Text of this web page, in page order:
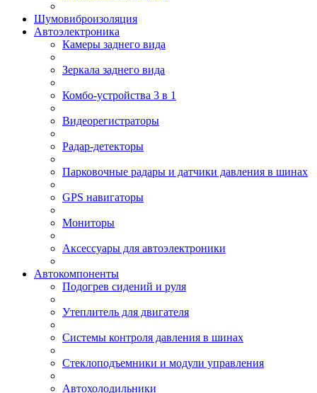
Шумовиброизоляция
Автоэлектроника
Камеры заднего вида
Зеркала заднего вида
Комбо-устройства 3 в 1
Видеорегистраторы
Радар-детекторы
Парковочные радары и датчики давления в шинах
GPS навигаторы
Мониторы
Аксессуары для автоэлектроники
Автокомпоненты
Подогрев сидений и руля
Утеплитель для двигателя
Системы контроля давления в шинах
Стеклоподъемники и модули управления
Автохолодильники